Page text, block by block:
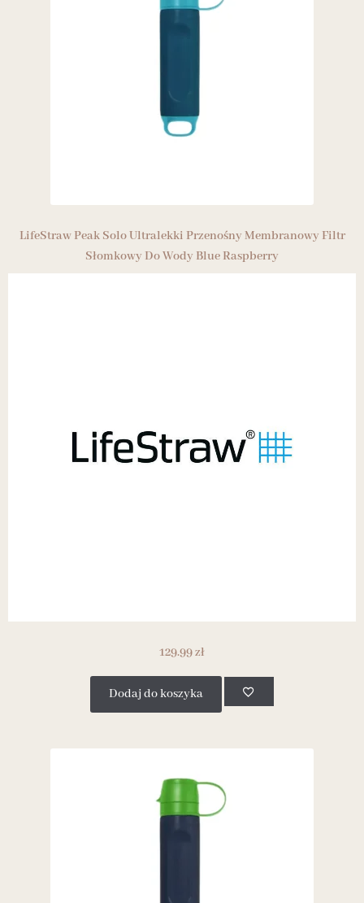
LifeStraw Peak Solo Ultralekki Przenośny Membranowy Filtr
Słomkowy Do Wody Blue Raspberry
129.99zł
Dodaj do koszyka